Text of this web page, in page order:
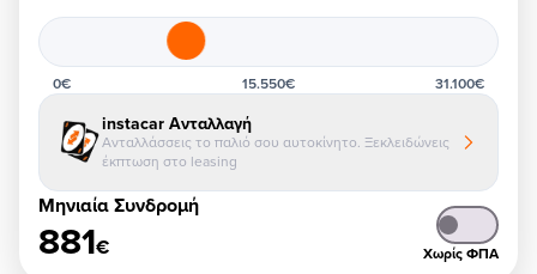
0€ 15.550€ 31.100€
instacar Ανταλλαγή
Ανταλλάσσεις το παλιό σου αυτοκίνητο. Ξεκλειδώνεις
έκπτωση στο leasing
Μηνιαία Συνδρομή
881€ Χωρίς ΦΠΑ